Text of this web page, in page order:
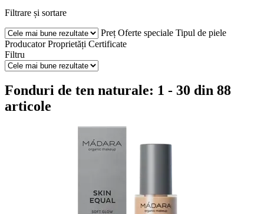
Filtrare și sortare
Preț Oferte speciale Tipul de piele
Producator Proprietăți Certificate
Filtru
Fonduri de ten naturale: 1 - 30 din 88
articole